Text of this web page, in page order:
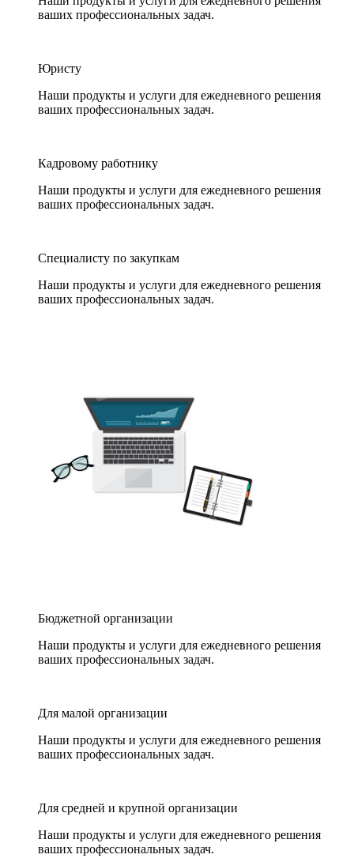
ваших профессиональных задач.
Юристу
Наши продукты и услуги для ежедневного решения
ваших профессиональных задач.
Кадровому работнику
Наши продукты и услуги для ежедневного решения
ваших профессиональных задач.
Специалисту по закупкам
Наши продукты и услуги для ежедневного решения
ваших профессиональных задач.
Бюджетной организации
Наши продукты и услуги для ежедневного решения
ваших профессиональных задач.
Для малой организации
Наши продукты и услуги для ежедневного решения
ваших профессиональных задач.
Для средней и крупной организации
Наши продукты и услуги для ежедневного решения
ваших профессиональных задач.